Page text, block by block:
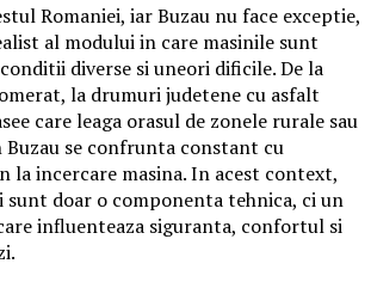
Romaniei, iar Buzau nu face exceptie,
al modului in care masinile sunt
diverse si uneori dificile. De la
la drumuri judetene cu asfalt
care leaga orasul de zonele rurale sau
Buzau se confrunta constant cu
la incercare masina. In acest context,
sunt doar o componenta tehnica, ci un
influenteaza siguranta, confortul si